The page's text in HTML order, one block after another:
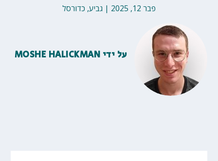
פבר 12, 2025 | גביע, כדורסל
על ידי MOSHE HALICKMAN